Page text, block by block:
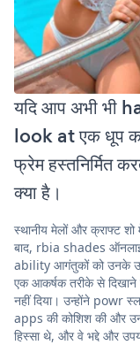
यदि आप अभी भी
look at एक धूप
फ्रेम हस्तनिर्मित
क्या है।
स्थानीय मेलों और क्राफ्ट
बाद, rbia shades
ability आगंतुकों को उनके
एक आकर्षक तरीके से दिखाने
नहीं दिया। उन्होंने
apps की कोशिश की और
हिस्सा थे, और वे भद्दे और